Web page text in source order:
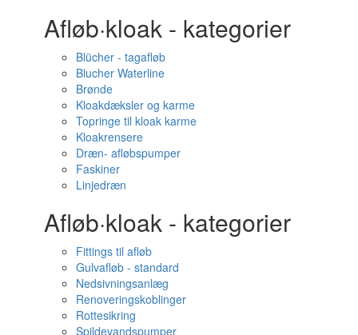
Afløb·kloak - kategorier
Blücher - tagafløb
Blucher Waterline
Brønde
Kloakdæksler og karme
Topringe til kloak karme
Kloakrensere
Dræn- afløbspumper
Faskiner
Linjedræn
Afløb·kloak - kategorier
Fittings til afløb
Gulvafløb - standard
Nedsivningsanlæg
Renoveringskoblinger
Rottesikring
Spildevandspumper